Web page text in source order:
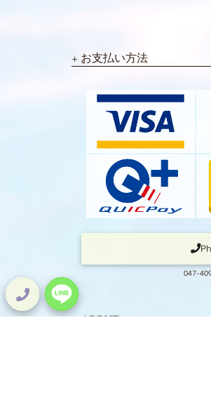
お支払い方法
047-